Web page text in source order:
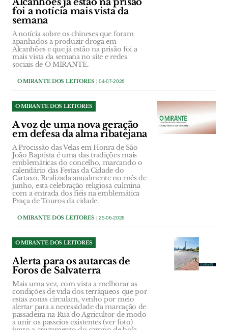
foi a notícia mais vista da
semana
A notícia sobre os chineses que foram
apanhados a produzir droga em
Alcanhões e que já estão na prisão foi a
mais vista da semana no site e redes
sociais de O MIRANTE.
O MIRANTE DOS LEITORES | 04-07-2026
O MIRANTE DOS LEITORES
A voz de uma nova geração
em defesa da alma ribatejana
A Procissão das Velas em Honra de São
João Baptista é uma das tradições mais
emblemáticas do concelho, marcando o
calendário das Festas da Cidade do
Cartaxo. Realizada anualmente no mês de
junho, esta celebração religiosa culmina
com a entrada dos fiéis na emblemática
Praça de Touros da cidade.
O MIRANTE DOS LEITORES | 25-06-2026
O MIRANTE DOS LEITORES
Alerta para os autarcas de
Foros de Salvaterra
Mais uma vez, com vista a melhorar as
condições de vida dos terráqueos que por
estas zonas circulam, venho por meio
alertar para a necessidade da marcação de
passadeira na Rua do Agricultor de modo
a unir os passeios existentes (ver foto)